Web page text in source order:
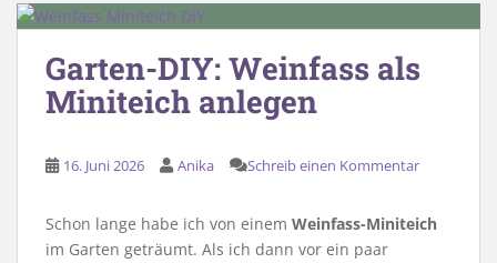
Garten-DIY: Weinfass als
Miniteich anlegen
16. Juni 2026 Anika Schreib einen Kommentar
Schon lange habe ich von einem Weinfass-Miniteich
im Garten geträumt. Als ich dann vor ein paar